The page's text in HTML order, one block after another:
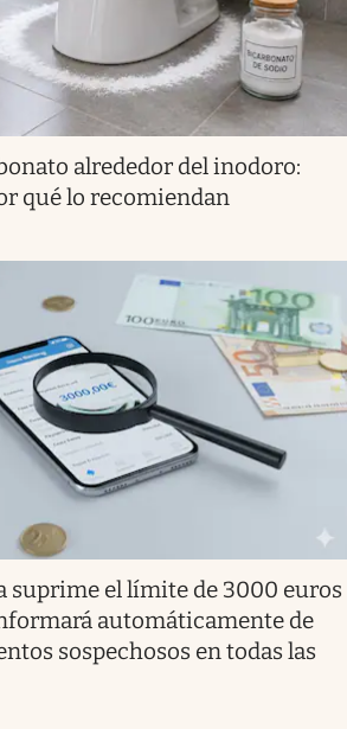
alrededor del inodoro:
qué lo recomiendan
suprime el límite de 3000 euros
automáticamente de
sospechosos en todas las